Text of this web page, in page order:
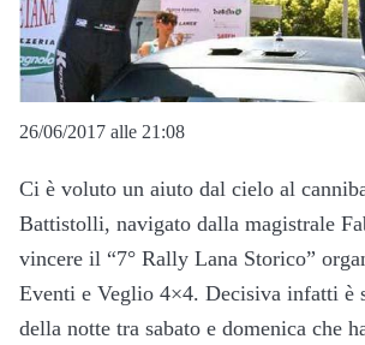
26/06/2017 alle 21:08
Ci è voluto un aiuto dal cielo al
Battistolli, navigato dalla magistrale
vincere il “7° Rally Lana Storico”
Eventi e Veglio 4×4. Decisiva infatti è
della notte tra sabato e domenica che